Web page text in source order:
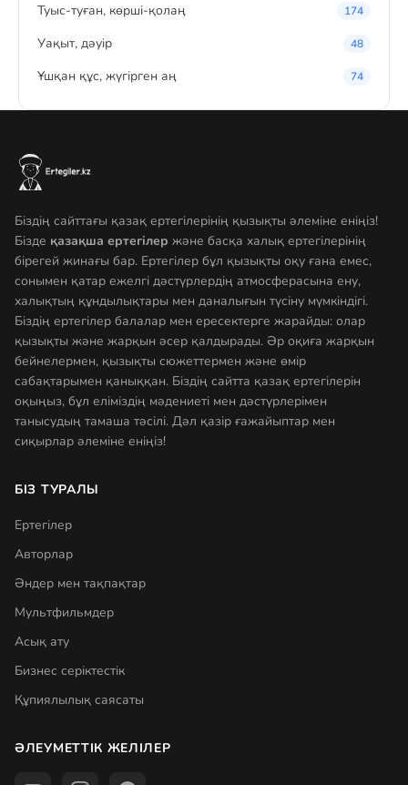
Туыс-туған, көрші-қолаң 174
Уақыт, дәуір 48
Ұшқан құс, жүгірген аң 74
Біздің сайттағы қазақ ертегілерінің қызықты әлеміне еніңіз!
Бізде қазақша ертегілер және басқа халық ертегілерінің
бірегей жинағы бар. Ертегілер бұл қызықты оқу ғана емес,
сонымен қатар ежелгі дәстүрлердің атмосферасына ену,
халықтың құндылықтары мен даналығын түсіну мүмкіндігі.
Біздің ертегілер балалар мен ересектерге жарайды: олар
қызықты және жарқын әсер қалдырады. Әр оқиға жарқын
бейнелермен, қызықты сюжеттермен және өмір
сабақтарымен қаныққан. Біздің сайтта қазақ ертегілерін
оқыңыз, бұл еліміздің мәдениеті мен дәстүрлерімен
танысудың тамаша тәсілі. Дәл қазір ғажайыптар мен
сиқырлар әлеміне еніңіз!
БІЗ ТУРАЛЫ
Ертегілер
Авторлар
Әндер мен тақпақтар
Мультфильмдер
Асық ату
Бизнес серіктестік
Құпиялылық саясаты
ӘЛЕУМЕТТІК ЖЕЛІЛЕР